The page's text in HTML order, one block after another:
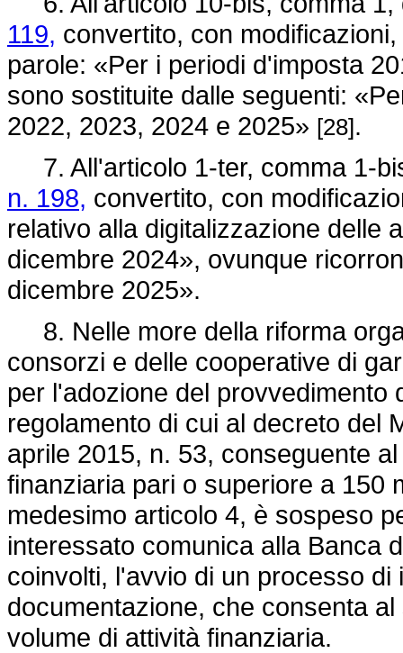
119, convertito, con
parole: «Per i periodi d'imposta
sono sostituite dalle seguenti:
2022, 2023, 2024 e 2025» [28].
7. All'articolo 1-ter, comma 1-
n. 198, convertito, con
relativo alla digitalizzazione delle
dicembre 2024», ovunque
dicembre 2025».
8. Nelle more della riforma
consorzi e delle cooperative di
per l'adozione del provvedimento
regolamento di cui al decreto del
aprile 2015, n. 53, conseguente
finanziaria pari o superiore a 150
medesimo articolo 4, è sospeso
interessato comunica alla Banca
coinvolti, l'avvio di un processo
documentazione, che consenta
volume di attività finanziaria.